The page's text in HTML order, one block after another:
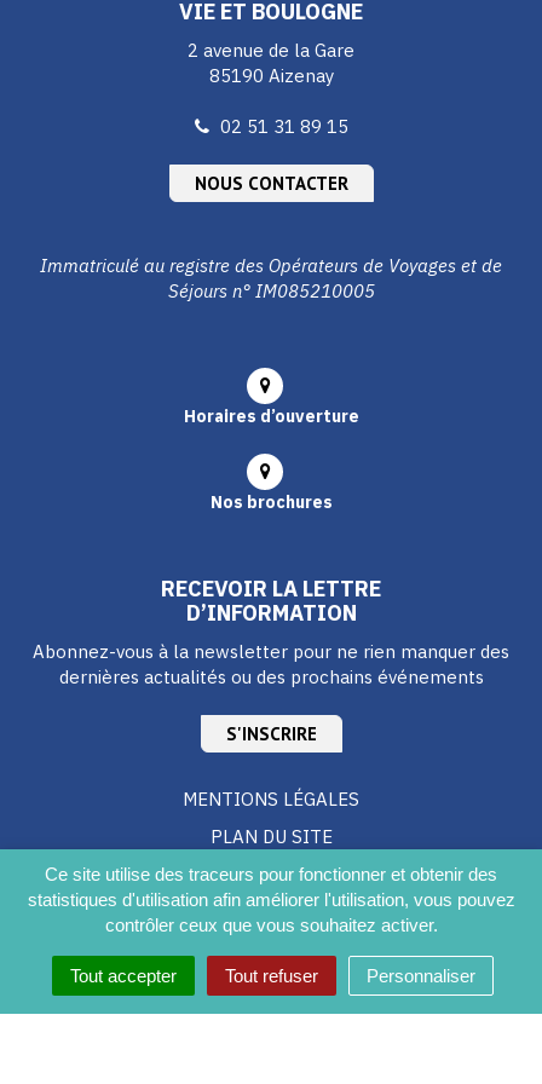
Ce site utilise des traceurs pour fonctionner et obtenir des
statistiques d'utilisation afin améliorer l'utilisation, vous pouvez
contrôler ceux que vous souhaitez activer.
Tout accepter Tout refuser Personnaliser
VIE ET BOULOGNE
2 avenue de la Gare
85190 Aizenay
02 51 31 89 15
NOUS CONTACTER
Immatriculé au registre des Opérateurs de Voyages et de
Séjours n° IM085210005
Horaires d’ouverture
Nos brochures
RECEVOIR LA LETTRE
D’INFORMATION
Abonnez-vous à la newsletter pour ne rien manquer des
dernières actualités ou des prochains événements
S'INSCRIRE
MENTIONS LÉGALES
PLAN DU SITE
CRÉDITS
ACCESSIBILITÉ DU SITE